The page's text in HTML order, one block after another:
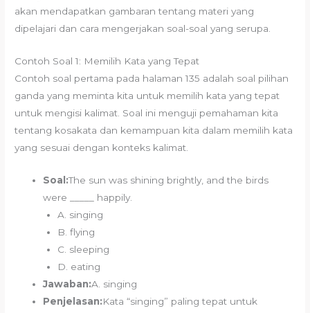
akan mendapatkan gambaran tentang materi yang
dipelajari dan cara mengerjakan soal-soal yang serupa.
Contoh Soal 1: Memilih Kata yang Tepat
Contoh soal pertama pada halaman 135 adalah soal pilihan
ganda yang meminta kita untuk memilih kata yang tepat
untuk mengisi kalimat. Soal ini menguji pemahaman kita
tentang kosakata dan kemampuan kita dalam memilih kata
yang sesuai dengan konteks kalimat.
Soal:The sun was shining brightly, and the birds
were _____ happily.
A. singing
B. flying
C. sleeping
D. eating
Jawaban:A. singing
Penjelasan:Kata “singing” paling tepat untuk